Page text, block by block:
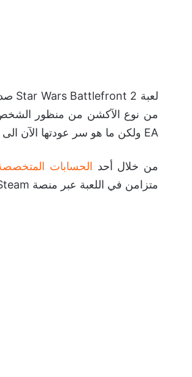
من نوع الآكشن من منظور الشخص
EA ولكن ما هو سر عودتها الآن الى الساحة من جديد بعد 8 سنوات من إطلاقها؟
من خلال أحد الحسابات
متزامن في اللعبة عبر منصة Steam، وهذا هو أعلى عدد لاعبين للعبة على المنصة المذكورة منذ إطلاقها.